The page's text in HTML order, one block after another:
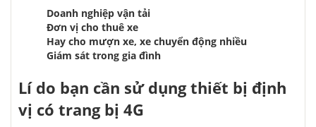
Doanh nghiệp vận tải
Đơn vị cho thuê xe
Hay cho mượn xe, xe chuyển động nhiều
Giám sát trong gia đình
Lí do bạn cần sử dụngthiết bị định
vị có trang bị 4G